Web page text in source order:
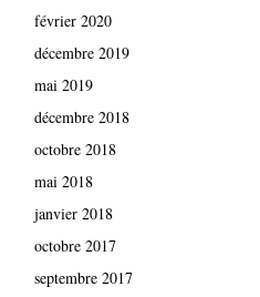
février 2020
décembre 2019
mai 2019
décembre 2018
octobre 2018
mai 2018
janvier 2018
octobre 2017
septembre 2017